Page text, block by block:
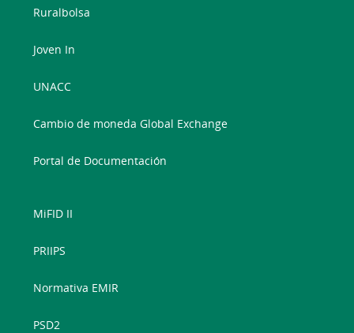
Ruralbolsa
Joven In
UNACC
Cambio de moneda Global Exchange
Portal de Documentación
MiFID II
PRIIPS
Normativa EMIR
PSD2